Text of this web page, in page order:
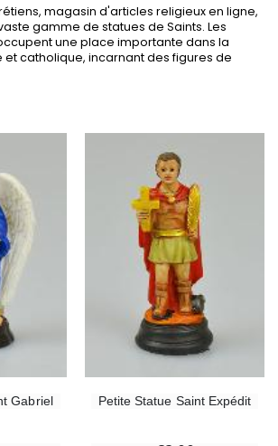
magasin d'articles religieux en ligne,
gamme de statues de Saints. Les
une place importante dans la
catholique, incarnant des figures de
Gabriel Petite Statue Saint Expédit
€13.50
-30%
€10.00
-20%
€12.00